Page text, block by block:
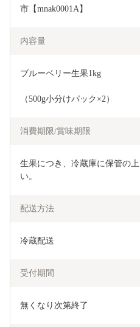
市【mnak0001A】
内容量
ブルーベリー生果1kg
（500g小分けパック×2）
消費期限/賞味期限
生果につき、冷蔵庫に保管の
い。
配送方法
冷蔵配送
受付期間
無くなり次第終了